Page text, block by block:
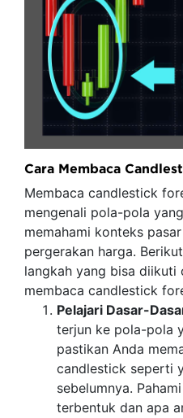
Cara Membaca
Membaca candlestick
mengenali pola-pola
memahami konteks
pergerakan harga.
langkah yang bisa diikuti
membaca candlestick
Pelajari Dasar-
terjun ke pola-pola
pastikan Anda
candlestick seperti
sebelumnya.
terbentuk dan apa